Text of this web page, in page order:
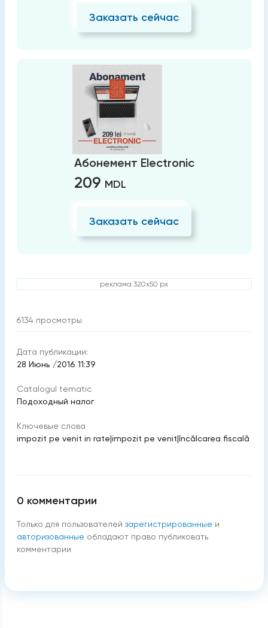
Заказать сейчас
Абонемент Electronic
209 MDL
Заказать сейчас
реклама 320x50 px
6134 просмотры
Дата публикации:
28 Июнь /2016 11:39
Catalogul tematic
Подоходный налог
Ключевые слова
impozit pe venit in rate|impozit pe venit|încălcarea fiscală
0 комментарии
Только для пользователей зарегистрированные и
авторизованные обладают право публиковать
комментарии